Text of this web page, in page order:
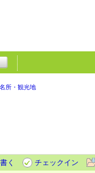
名所・観光地
く
チェックイン